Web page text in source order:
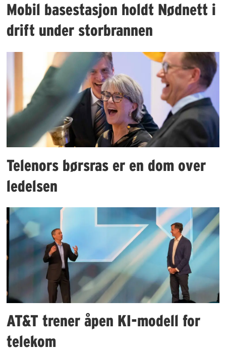
Mobil basestasjon holdt Nødnett i
drift under storbrannen
Telenors børsras er en dom over
ledelsen
AT&T trener åpen KI-modell for
telekom